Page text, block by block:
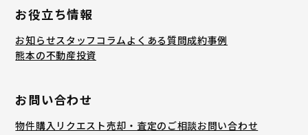
お役立ち情報
お知らせスタッフコラムよくある質問成約事例
熊本の不動産投資
お問い合わせ
物件購入リクエスト売却・査定のご相談お問い合わせ